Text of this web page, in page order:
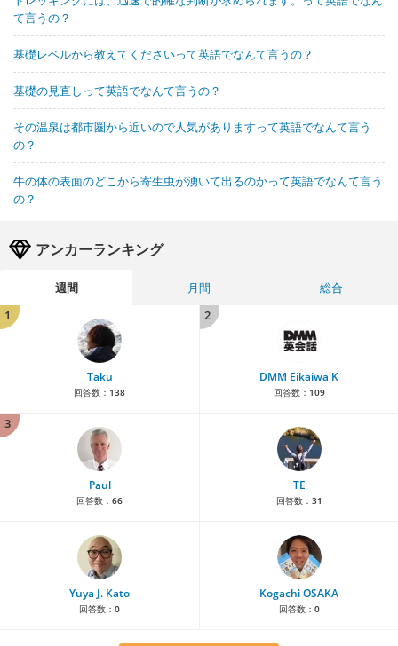
て言うの？
基礎レベルから教えてくださいって英語でなんて言うの？
基礎の見直しって英語でなんて言うの？
その温泉は都市圏から近いので人気がありますって英語でなんて言う
の？
牛の体の表面のどこから寄生虫が湧いて出るのかって英語でなんて言う
の？
アンカーランキング
週間 月間
総合
1
Taku
回答数： 138
2
DMM Eikaiwa K
回答数： 109
3
Paul
回答数： 66
TE
回答数： 31
Yuya J. Kato
回答数： 0
Kogachi OSAKA
回答数： 0